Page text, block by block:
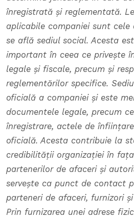
înregistrată și reglementată.
aplicabile companiei sunt
se află sediul social. Acesta
important în ceea ce privește
legale și fiscale, precum și
reglementărilor specifice.
oficială a companiei și este
documentele legale, precum
înregistrare, actele de
oficială. Acesta contribuie la
credibilității organizației în
partenerilor de afaceri și
servește ca punct de contact
parteneri de afaceri, furnizori
Prin furnizarea unei adrese